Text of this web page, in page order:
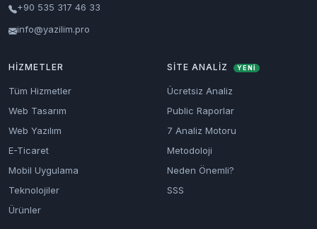
+90 535 317 46 33
info@yazilim.pro
HIZMETLER
Tüm Hizmetler
Web Tasarım
Web Yazılım
E-Ticaret
Mobil Uygulama
Teknolojiler
Ürünler
SITE ANALIZ YENİ
Ücretsiz Analiz
Public Raporlar
7 Analiz Motoru
Metodoloji
Neden Önemli?
SSS